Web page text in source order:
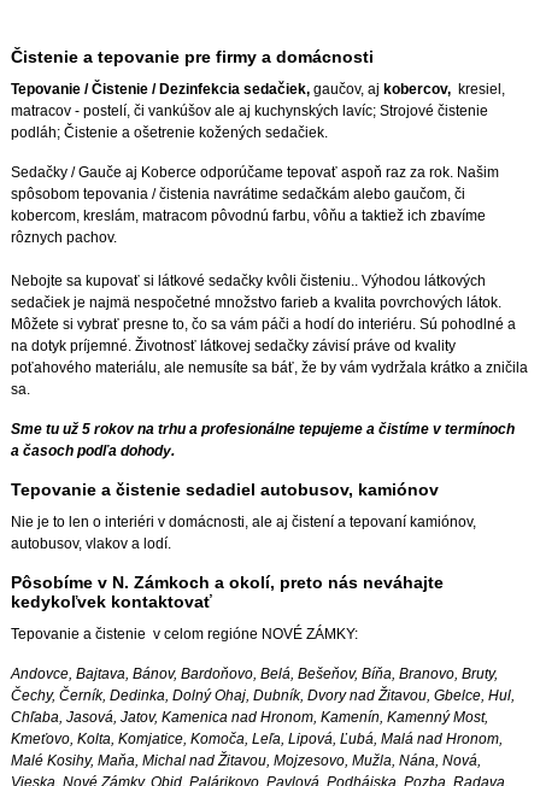
Čistenie a tepovanie pre firmy a domácnosti
Tepovanie / Čistenie / Dezinfekcia sedačiek,gaučov, aj kobercov, kresiel,
matracov - postelí, či vankúšov ale aj kuchynských lavíc; Strojové čistenie
podláh; Čistenie a ošetrenie kožených sedačiek.
Sedačky / Gauče aj Koberce odporúčame tepovať aspoň raz za rok. Našim
spôsobom tepovania / čistenia navrátime sedačkám alebo gaučom, či
kobercom, kreslám, matracom pôvodnú farbu, vôňu a taktiež ich zbavíme
rôznych pachov.
Nebojte sa kupovať si látkové sedačky kvôli čisteniu.. Výhodou látkových
sedačiek je najmä nespočetné množstvo farieb a kvalita povrchových látok.
Môžete si vybrať presne to, čo sa vám páči a hodí do interiéru. Sú pohodlné a
na dotyk príjemné. Životnosť látkovej sedačky závisí práve od kvality
poťahového materiálu, ale nemusíte sa báť, že by vám vydržala krátko a zničila
sa.
Sme tu už 5 rokov na trhu a profesionálne tepujeme a čistíme v termínoch
a časoch podľa dohody.
Tepovanie a čistenie sedadiel autobusov, kamiónov
Nie je to len o interiéri v domácnosti, ale aj čistení a tepovaní kamiónov,
autobusov, vlakov a lodí.
Pôsobíme v N. Zámkoch a okolí, preto nás neváhajte
kedykoľvek kontaktovať
Tepovanie a čistenie v celom regióne NOVÉ ZÁMKY:
Andovce, Bajtava, Bánov, Bardoňovo, Belá, Bešeňov, Bíňa, Branovo, Bruty,
Čechy, Černík, Dedinka, Dolný Ohaj, Dubník, Dvory nad Žitavou, Gbelce, Hul,
Chľaba, Jasová, Jatov, Kamenica nad Hronom, Kamenín, Kamenný Most,
Kmeťovo, Kolta, Komjatice, Komoča, Leľa, Lipová, Ľubá, Malá nad Hronom,
Malé Kosihy, Maňa, Michal nad Žitavou, Mojzesovo, Mužla, Nána, Nová,
Vieska, Nové Zámky, Obid, Palárikovo, Pavlová, Podhájska, Pozba, Radava,